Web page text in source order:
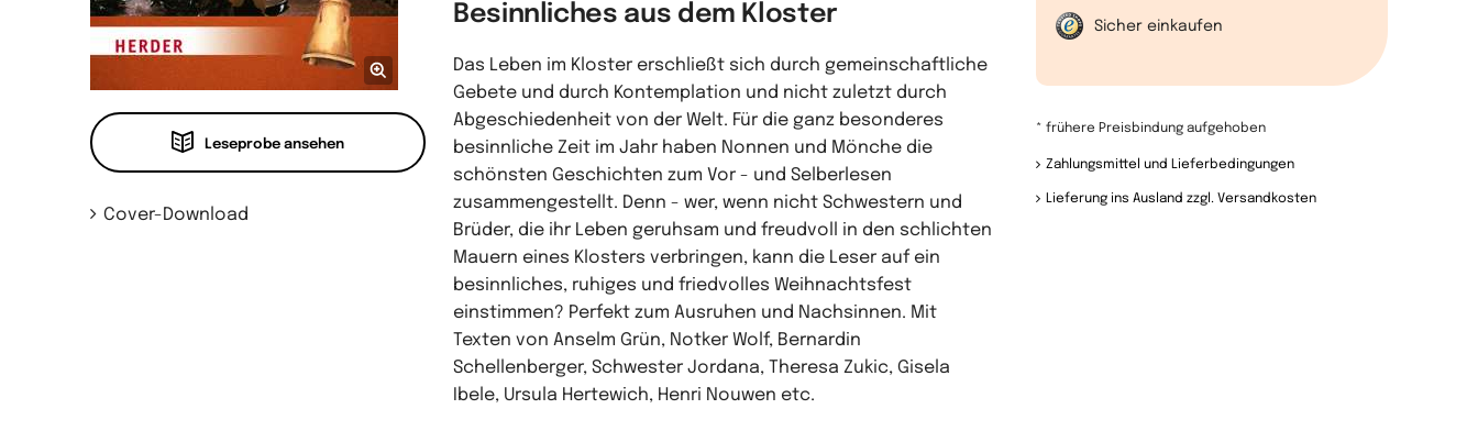
Leseprobe ansehen
Cover-Download
Sicher einkaufen
* frühere Preisbindung aufgehoben
Zahlungsmittel und Lieferbedingungen
Lieferung ins Ausland zzgl. Versandkosten
Besinnliches aus dem Kloster
Das Leben im Kloster erschließt sich durch gemeinschaftliche
Gebete und durch Kontemplation und nicht zuletzt durch
Abgeschiedenheit von der Welt. Für die ganz besonderes
besinnliche Zeit im Jahr haben Nonnen und Mönche die
schönsten Geschichten zum Vor - und Selberlesen
zusammengestellt. Denn - wer, wenn nicht Schwestern und
Brüder, die ihr Leben geruhsam und freudvoll in den schlichten
Mauern eines Klosters verbringen, kann die Leser auf ein
besinnliches, ruhiges und friedvolles Weihnachtsfest
einstimmen? Perfekt zum Ausruhen und Nachsinnen. Mit
Texten von Anselm Grün, Notker Wolf, Bernardin
Schellenberger, Schwester Jordana, Theresa Zukic, Gisela
Ibele, Ursula Hertewich, Henri Nouwen etc.